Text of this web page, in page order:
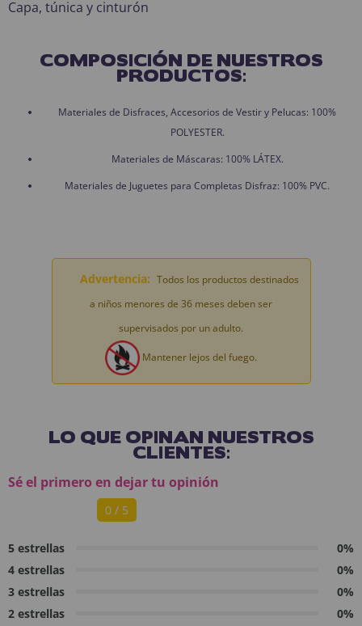
Capa, túnica y cinturón
COMPOSICIÓN DE NUESTROS
PRODUCTOS:
Materiales de Disfraces, Accesorios de Vestir y Pelucas: 100%
POLYESTER.
Materiales de Máscaras: 100% LÁTEX.
Materiales de Juguetes para Completas Disfraz: 100% PVC.
Advertencia: Todos los productos destinados
a niños menores de 36 meses deben ser
supervisados por un adulto.
Mantener lejos del fuego.
LO QUE OPINAN NUESTROS
CLIENTES:
Sé el primero en dejar tu opinión
0 / 5
5 estrellas
0%
4 estrellas
0%
3 estrellas
0%
2 estrellas
0%